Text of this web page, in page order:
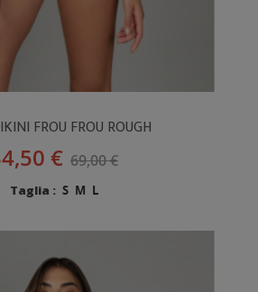
FROU FROU ROUGH
€ 69,00 €
Taglia : S M L